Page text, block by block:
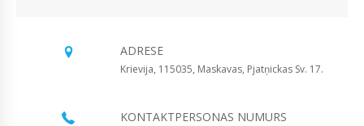
ADRESE
Krievija, 115035, Maskavas, Pjatņickas Sv. 17.
KONTAKTPERSONAS NUMURS